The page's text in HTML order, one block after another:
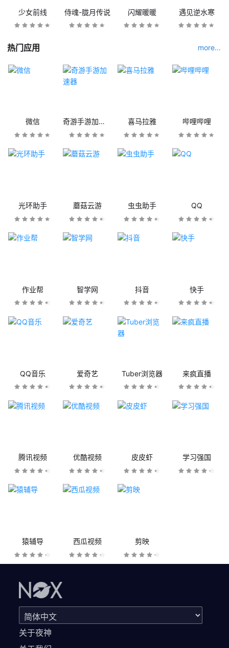
少女前线 侍魂-胧月传说 闪耀暖暖 遇见逆水寒
热门应用 more...
微信 奇游手游加速器 喜马拉雅 哔哩哔哩
光环助手 蘑菇云游 虫虫助手 QQ
作业帮 智学网 抖音 快手
QQ音乐 爱奇艺 Tuber浏览器 来疯直播
腾讯视频 优酷视频 皮皮虾 学习强国
猿辅导 西瓜视频 剪映
关于夜神